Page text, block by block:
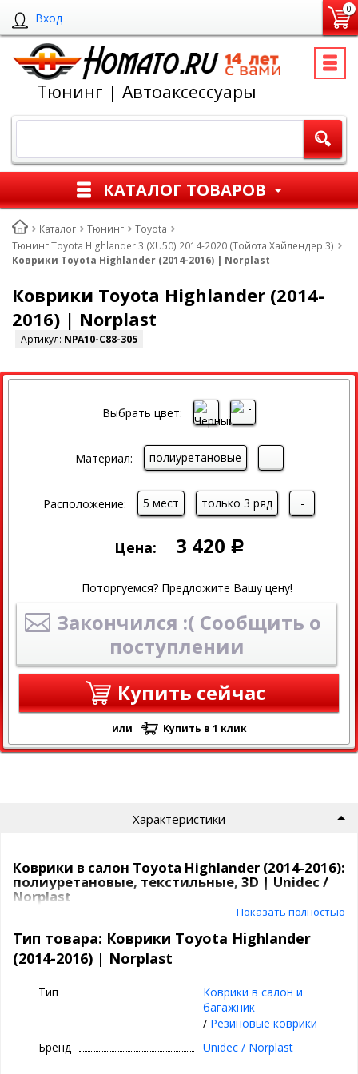
Вход
0
Тюнинг | Автоаксессуары
КАТАЛОГ ТОВАРОВ
Каталог Тюнинг
Toyota
Тюнинг Toyota Highlander 3 (XU50) 2014-2020 (Тойота Хайлендер 3)
Коврики Toyota Highlander (2014-2016) | Norplast
Коврики Toyota Highlander (2014-
2016) | Norplast
Артикул: NPA10-C88-305
Выбрать цвет:
Материал: полиуретановые -
Расположение: 5 мест только 3 ряд -
Цена: 3 420 Р
Поторгуемся? Предложите Вашу цену!
Закончился :( Сообщить о
поступлении
Купить сейчас
или Купить в 1 клик
Характеристики
Коврики в салон Toyota Highlander (2014-2016):
полиуретановые, текстильные, 3D | Unidec /
Norplast
Коврики Unidec в атомобиль от компаниии Норпласт бывают
изполиуретана итекстиля.
Highlander (2014-2016)
, сделаны под каждую модель
под родной крепеж, бывают традиционные
(лучше прилегают, больше закрывают).
Показать полностью
Тип товара: Коврики Toyota Highlander
(2014-2016) | Norplast
Тип
Коврики в салон и
багажник
/ Резиновые коврики
Бренд
Unidec / Norplast